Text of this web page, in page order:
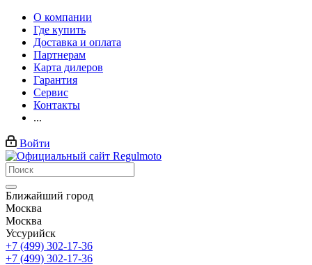
О компании
Где купить
Доставка и оплата
Партнерам
Карта дилеров
Гарантия
Сервис
Контакты
...
Войти
Ближайший город
Москва
Москва
Уссурийск
+7 (499) 302-17-36
+7 (499) 302-17-36